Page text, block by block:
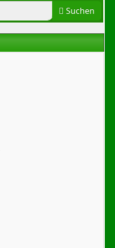
Suchen